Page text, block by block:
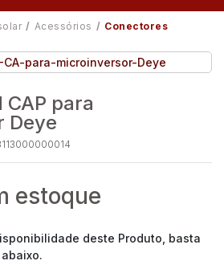
Acessórios Conectores
para
Deye
estoque
deste Produto, basta